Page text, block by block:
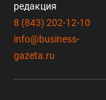
редакция
8 (843) 202-12-10
info@business-
gazeta.ru